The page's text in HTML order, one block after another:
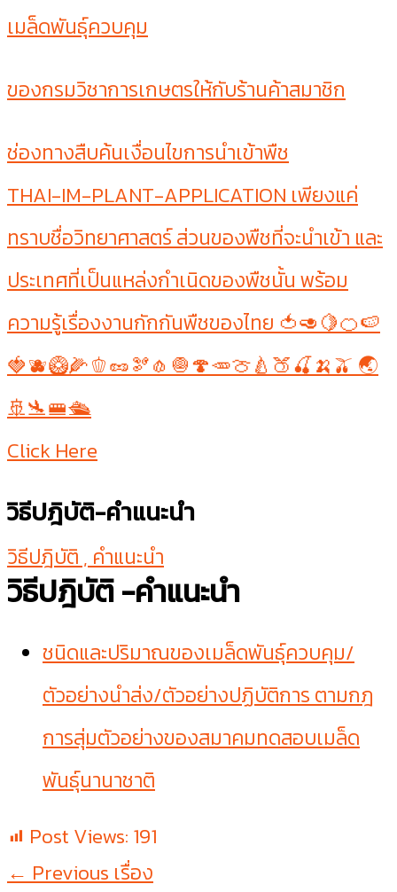
เมล็ดพันธุ์ควบคุม
ของกรมวิชาการเกษตรให้กับร้านค้าสมาชิก
ช่องทางสืบค้นเงื่อนไขการนำเข้าพืช
THAI-IM-PLANT-APPLICATION เพียงแค่
ทราบชื่อวิทยาศาสตร์ ส่วนของพืชที่จะนำเข้า และ
ประเทศที่เป็นแหล่งกำเนิดของพืชนั้น พร้อม
ความรู้เรื่องงานกักกันพืชของไทย 🍅🥑🍋🍊🍉
🍓🫐🥝🌽🫑🥜🫘🧄🧅🍄🥕🍈🍐🍑🍒🍌🫒 🌏
🚢🛬🚝🛳
Click Here
วิธีปฎิบัติ-คำแนะนำ
วิธีปฎิบัติ , คำแนะนำ
วิธีปฎิบัติ -คำแนะนำ
ชนิดและปริมาณของเมล็ดพันธุ์ควบคุม/
ตัวอย่างนำส่ง/ตัวอย่างปฏิบัติการ ตามกฎ
การสุ่มตัวอย่างของสมาคมทดสอบเมล็ด
พันธุ์นานาชาติ
Post Views: 191
← Previous เรื่อง